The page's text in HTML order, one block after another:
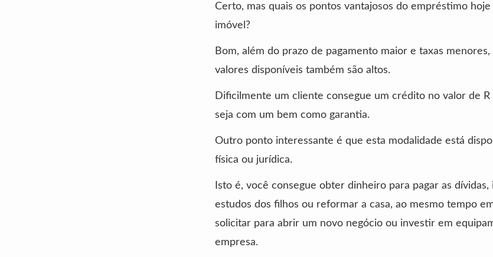
Certo, mas quais os pontos vantajosos do empréstimo
imóvel?
Bom, além do prazo de pagamento maior e taxas menores,
valores disponíveis também são altos.
Dificilmente um cliente consegue um crédito no valor de R
seja com um bem como garantia.
Outro ponto interessante é que esta modalidade está
física ou jurídica.
Isto é, você consegue obter dinheiro para pagar as
estudos dos filhos ou reformar a casa, ao mesmo tempo
solicitar para abrir um novo negócio ou investir em
empresa.